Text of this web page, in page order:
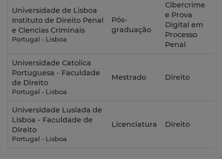
Universidade de Lisboa
Instituto de Direito Penal
e Ciencias Criminais
Portugal - Lisboa
Pós-
graduação
Cibercrime
e Prova
Digital em
Processo
Penal
Universidade Catolica
Portuguesa - Faculdade
de Direito
Portugal - Lisboa
Mestrado Direito
Universidade Lusíada de
Lisboa - Faculdade de
Direito
Portugal - Lisboa
Licenciatura Direito